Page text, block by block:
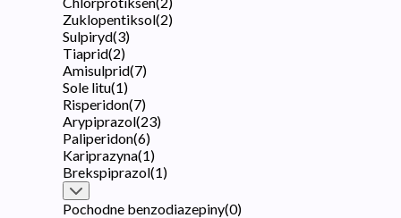
Zuklopentiksol(2)
Sulpiryd(3)
Tiaprid(2)
Amisulprid(7)
Sole litu(1)
Risperidon(7)
Arypiprazol(23)
Paliperidon(6)
Kariprazyna(1)
Brekspiprazol(1)
Pochodne benzodiazepiny(0)